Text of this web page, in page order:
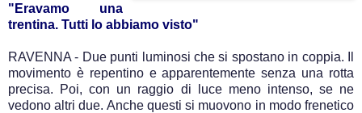
"Eravamo una
trentina. Tutti lo abbiamo visto"
RAVENNA - Due punti luminosi che si spostano in coppia. Il
movimento è repentino e apparentemente senza una rotta
precisa. Poi, con un raggio di luce meno intenso, se ne
vedono altri due. Anche questi si muovono in modo frenetico